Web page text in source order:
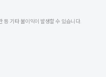
등 기타 불이익이 발생할 수 있습니다.